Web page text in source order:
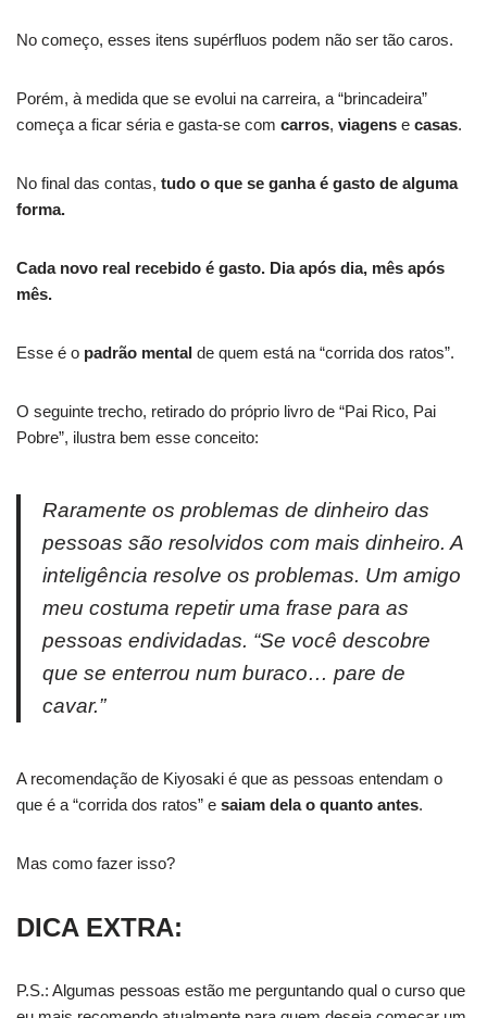
No começo, esses itens supérfluos podem não ser tão caros.
Porém, à medida que se evolui na carreira, a “brincadeira”
começa a ficar séria e gasta-se com carros, viagens e casas.
No final das contas, tudo o que se ganha é gasto de alguma
forma.
Cada novo real recebido é gasto. Dia após dia, mês após
mês.
Esse é o padrão mental de quem está na “corrida dos ratos”.
O seguinte trecho, retirado do próprio livro de “Pai Rico, Pai
Pobre”, ilustra bem esse conceito:
Raramente os problemas de dinheiro das
pessoas são resolvidos com mais dinheiro. A
inteligência resolve os problemas. Um amigo
meu costuma repetir uma frase para as
pessoas endividadas. “Se você descobre
que se enterrou num buraco… pare de
cavar.”
A recomendação de Kiyosaki é que as pessoas entendam o
que é a “corrida dos ratos” e saiam dela o quanto antes.
Mas como fazer isso?
DICA EXTRA:
P.S.: Algumas pessoas estão me perguntando qual o curso que